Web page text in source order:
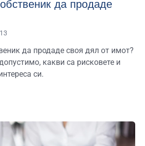
да продаде
да продаде своя дял от имот?
какви са рисковете и
си.